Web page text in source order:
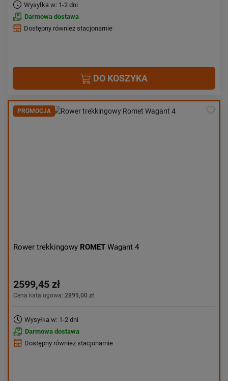
Wysyłka w: 1-2 dni
Darmowa dostawa
Dostępny również stacjonarnie
DO KOSZYKA
PROMOCJA
Rower trekkingowy ROMET Wagant 4
2599,45 zł
Cena katalogowa: 2899,00 zł
Wysyłka w: 1-2 dni
Darmowa dostawa
Dostępny również stacjonarnie